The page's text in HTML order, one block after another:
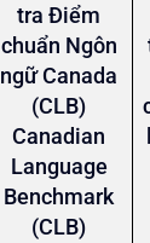
tra Điểm
chuẩn Ngôn
ngữ Canada
(CLB)
Canadian
Language
Benchmark
(CLB)